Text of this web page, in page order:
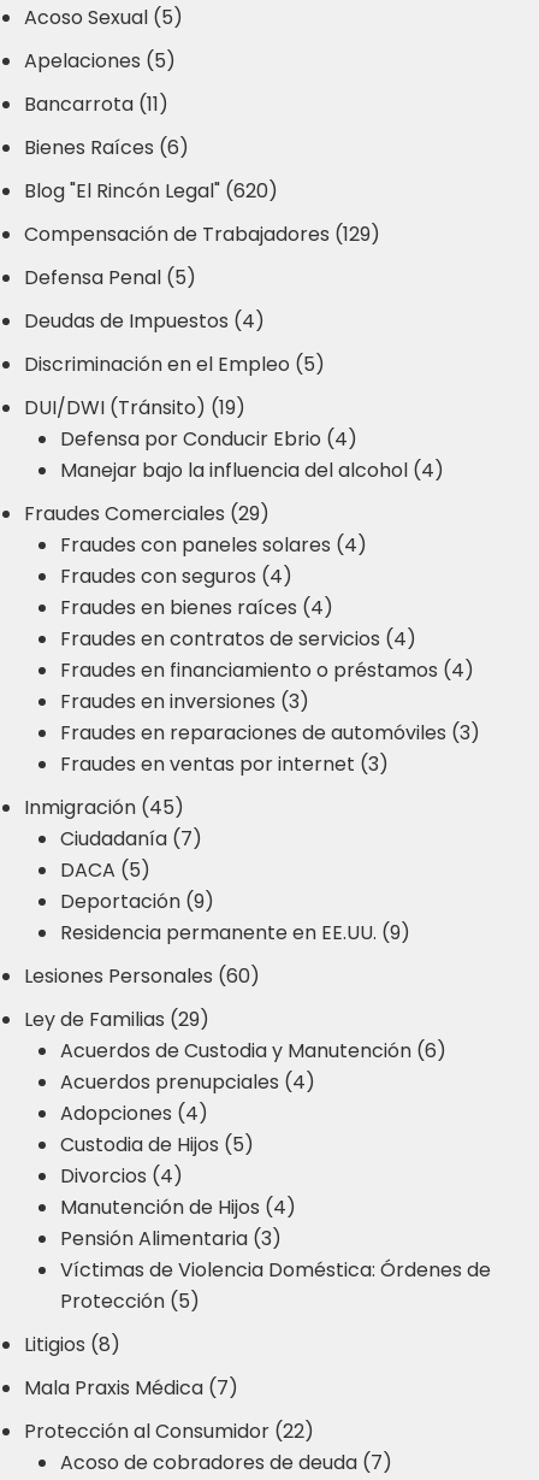
Acoso Sexual (5)
Apelaciones (5)
Bancarrota (11)
Bienes Raíces (6)
Blog "El Rincón Legal" (620)
Compensación de Trabajadores (129)
Defensa Penal (5)
Deudas de Impuestos (4)
Discriminación en el Empleo (5)
DUI/DWI (Tránsito) (19)
Defensa por Conducir Ebrio (4)
Manejar bajo la influencia del alcohol (4)
Fraudes Comerciales (29)
Fraudes con paneles solares (4)
Fraudes con seguros (4)
Fraudes en bienes raíces (4)
Fraudes en contratos de servicios (4)
Fraudes en financiamiento o préstamos (4)
Fraudes en inversiones (3)
Fraudes en reparaciones de automóviles (3)
Fraudes en ventas por internet (3)
Inmigración (45)
Ciudadanía (7)
DACA (5)
Deportación (9)
Residencia permanente en EE.UU. (9)
Lesiones Personales (60)
Ley de Familias (29)
Acuerdos de Custodia y Manutención (6)
Acuerdos prenupciales (4)
Adopciones (4)
Custodia de Hijos (5)
Divorcios (4)
Manutención de Hijos (4)
Pensión Alimentaria (3)
Víctimas de Violencia Doméstica: Órdenes de
Protección (5)
Litigios (8)
Mala Praxis Médica (7)
Protección al Consumidor (22)
Acoso de cobradores de deuda (7)